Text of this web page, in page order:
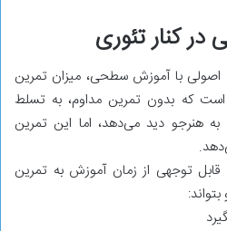
کنار تئوری
با آموزش سطحی، میزان تمرین
که بدون تمرین مداوم، به تسلط
هنرجو دید می‌دهد، اما این تمرین
توجهی از زمان آموزش به تمرین